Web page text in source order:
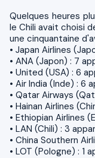
Quelques heures
le Chili avait choisi
une cinquantaine
• Japan Airlines
• ANA (Japon) : 7
• United (USA) : 6
• Air India (Inde) : 6
• Qatar Airways
• Hainan Airlines
• Ethiopian Airlines
• LAN (Chili) : 3
• China Southern
• LOT (Pologne) : 1